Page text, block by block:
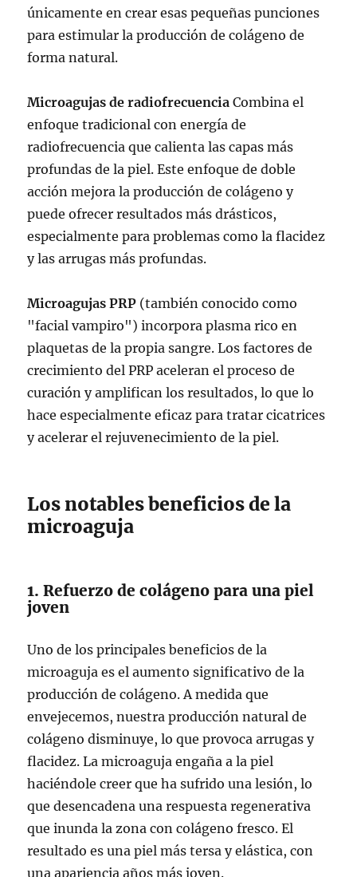
únicamente en crear esas pequeñas punciones
para estimular la producción de colágeno de
forma natural.
Microagujas de radiofrecuencia Combina el
enfoque tradicional con energía de
radiofrecuencia que calienta las capas más
profundas de la piel. Este enfoque de doble
acción mejora la producción de colágeno y
puede ofrecer resultados más drásticos,
especialmente para problemas como la flacidez
y las arrugas más profundas.
Microagujas PRP (también conocido como
"facial vampiro") incorpora plasma rico en
plaquetas de la propia sangre. Los factores de
crecimiento del PRP aceleran el proceso de
curación y amplifican los resultados, lo que lo
hace especialmente eficaz para tratar cicatrices
y acelerar el rejuvenecimiento de la piel.
Los notables beneficios de la
microaguja
1. Refuerzo de colágeno para una piel
joven
Uno de los principales beneficios de la
microaguja es el aumento significativo de la
producción de colágeno. A medida que
envejecemos, nuestra producción natural de
colágeno disminuye, lo que provoca arrugas y
flacidez. La microaguja engaña a la piel
haciéndole creer que ha sufrido una lesión, lo
que desencadena una respuesta regenerativa
que inunda la zona con colágeno fresco. El
resultado es una piel más tersa y elástica, con
una apariencia años más joven.